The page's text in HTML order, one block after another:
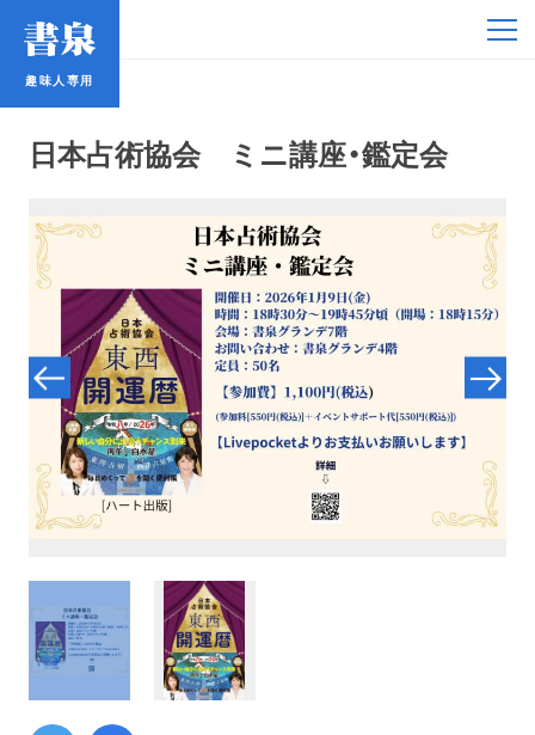
趣味人専用
日本占術協会 ミニ講座・鑑定会
趣味人専用
鉄道・バス
コミック・ラノベ
占い
数学
コンピューター